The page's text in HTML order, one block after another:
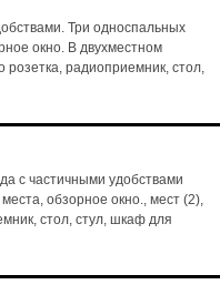
Три односпальных
окно. В двухместном
розетка, радиоприемник, стол,
с частичными удобствами
обзорное окно., мест (2),
стол, стул, шкаф для